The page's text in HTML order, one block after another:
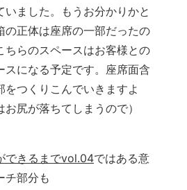
いました。もうお分かりかと
の正体は座席の一部だったの
ちらのスペースはお客様との
スになる予定です。座席面含
をつくりこんでいきますよ
尻が落ちてしまうので）
できるまでvol.04ではある意
チ部分も